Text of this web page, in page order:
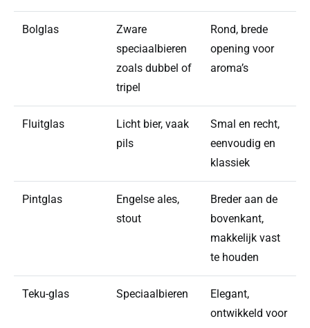
Bolglas
Zware
speciaalbieren
zoals dubbel of
tripel
Rond, brede
opening voor
aroma’s
Fluitglas
Licht bier, vaak
pils
Smal en recht,
eenvoudig en
klassiek
Pintglas
Engelse ales,
stout
Breder aan de
bovenkant,
makkelijk vast
te houden
Teku-glas Speciaalbieren
Elegant,
ontwikkeld voor